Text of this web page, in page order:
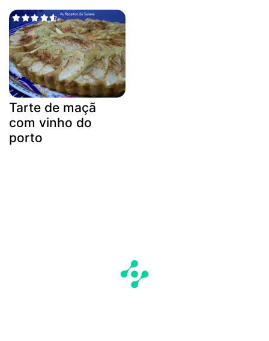
Tarte de maçã
com vinho do
porto